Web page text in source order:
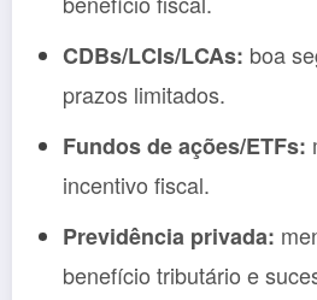
CDBs/LCIs/LCAs: boa
prazos limitados.
Fundos de ações/ETFs:
incentivo fiscal.
Previdência privada:
benefício tributário e